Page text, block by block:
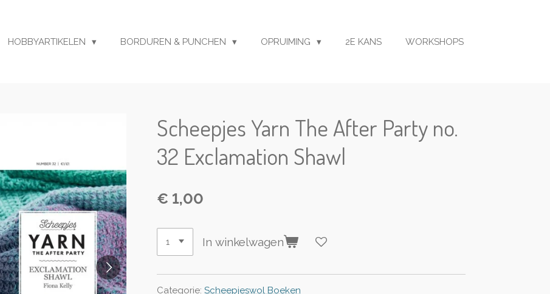
HOBBYARTIKELEN BORDUREN & PUNCHEN OPRUIMING 2E KANS
WORKSHOPS
Scheepjes Yarn The After Party no.
32 Exclamation Shawl
€ 1,00
In winkelwagen
Categorie: Scheepjeswol Boeken